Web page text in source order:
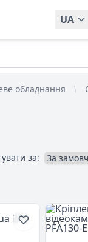
UA
обладнання
за: